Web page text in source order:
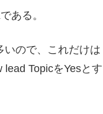
ある。
いので、これだけは
TopicをYesとす